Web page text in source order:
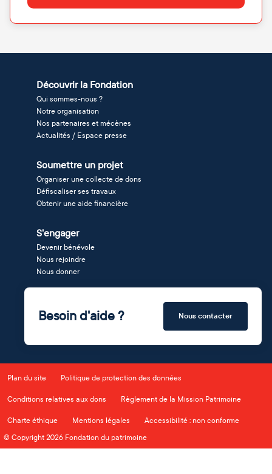
Découvrir la Fondation
Qui sommes-nous ?
Notre organisation
Nos partenaires et mécènes
Actualités / Espace presse
Soumettre un projet
Organiser une collecte de dons
Défiscaliser ses travaux
Obtenir une aide financière
S'engager
Devenir bénévole
Nous rejoindre
Nous donner
Besoin d'aide ? Nous contacter
Plan du site Politique de protection des données
Conditions relatives aux dons Règlement de la Mission Patrimoine
Charte éthique Mentions légales
Accessibilité : non conforme
© Copyright 2026 Fondation du patrimoine